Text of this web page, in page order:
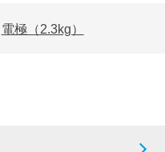
電極（2.3kg）